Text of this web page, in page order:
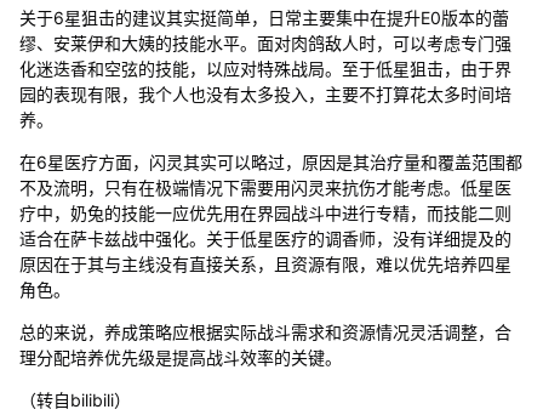
关于6星狙击的建议其实挺简单，日常主要集中在提升E0版本的蕾
缪、安莱伊和大姨的技能水平。面对肉鸽敌人时，可以考虑专门强
化迷迭香和空弦的技能，以应对特殊战局。至于低星狙击，由于界
园的表现有限，我个人也没有太多投入，主要不打算花太多时间培
养。
在6星医疗方面，闪灵其实可以略过，原因是其治疗量和覆盖范围都
不及流明，只有在极端情况下需要用闪灵来抗伤才能考虑。低星医
疗中，奶兔的技能一应优先用在界园战斗中进行专精，而技能二则
适合在萨卡兹战中强化。关于低星医疗的调香师，没有详细提及的
原因在于其与主线没有直接关系，且资源有限，难以优先培养四星
角色。
总的来说，养成策略应根据实际战斗需求和资源情况灵活调整，合
理分配培养优先级是提高战斗效率的关键。
（转自bilibili）